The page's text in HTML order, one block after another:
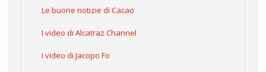
Le buone notizie di Cacao
I video di Alcatraz Channel
I video di Jacopo Fo